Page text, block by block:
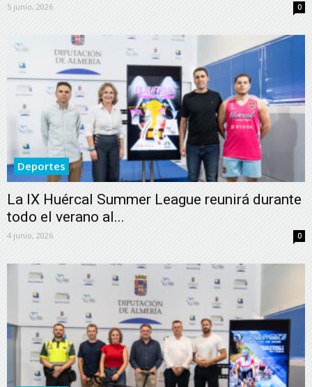
5 junio, 2026 0
Deportes
La IX Huércal Summer League reunirá durante
todo el verano al...
4 junio, 2026 0